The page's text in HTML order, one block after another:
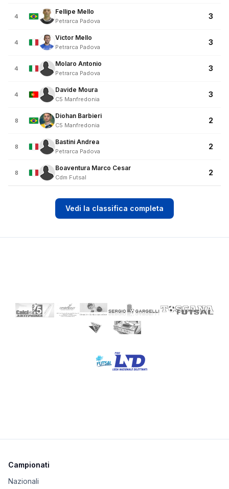
4
Fellipe Mello
Petrarca Padova
3
4
Victor Mello
Petrarca Padova
3
4
Molaro Antonio
Petrarca Padova
3
4
Davide Moura
C5 Manfredonia
3
8
Diohan Barbieri
C5 Manfredonia
2
8
Bastini Andrea
Petrarca Padova
2
8
Boaventura Marco Cesar
Cdm Futsal
2
Vedi la classifica completa
Campionati
Nazionali